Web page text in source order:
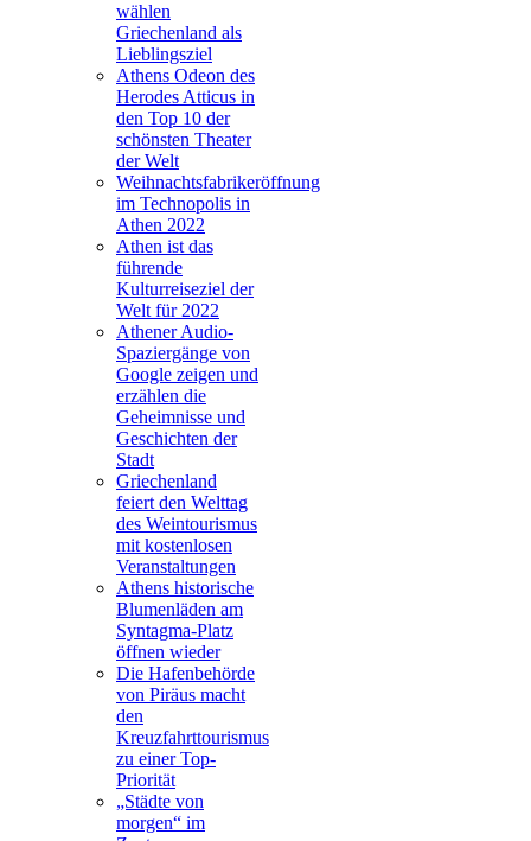
wählen
Griechenland als
Lieblingsziel
Athens Odeon des
Herodes Atticus in
den Top 10 der
schönsten Theater
der Welt
Weihnachtsfabrikeröffnung
im Technopolis in
Athen 2022
Athen ist das
führende
Kulturreiseziel der
Welt für 2022
Athener Audio-
Spaziergänge von
Google zeigen und
erzählen die
Geheimnisse und
Geschichten der
Stadt
Griechenland
feiert den Welttag
des Weintourismus
mit kostenlosen
Veranstaltungen
Athens historische
Blumenläden am
Syntagma-Platz
öffnen wieder
Die Hafenbehörde
von Piräus macht
den
Kreuzfahrttourismus
zu einer Top-
Priorität
„Städte von
morgen“ im